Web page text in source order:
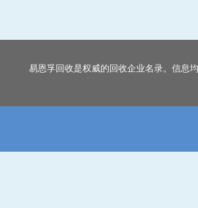
易恩孚回收是权威的回收企业名录。信息